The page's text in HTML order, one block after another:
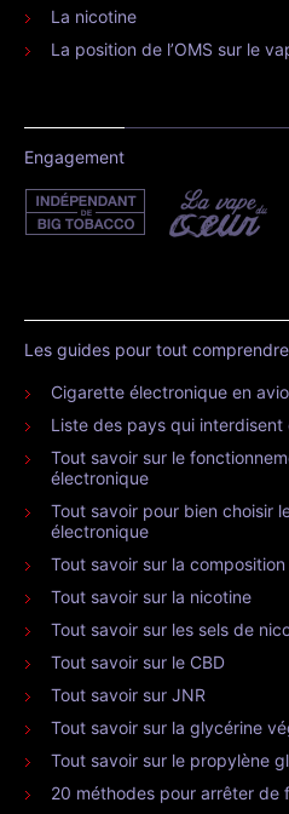
La nicotine
La position de l’OMS sur le
Engagement
Les guides pour tout
Cigarette électronique en
Liste des pays qui interdisent
Tout savoir sur le
électronique
Tout savoir pour bien choisir
électronique
Tout savoir sur la
Tout savoir sur la nicotine
Tout savoir sur les sels de
Tout savoir sur le CBD
Tout savoir sur JNR
Tout savoir sur la glycérine
Tout savoir sur le propylène
20 méthodes pour arrêter de